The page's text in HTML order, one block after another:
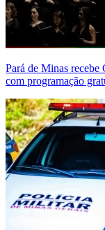
Pará de Minas recebe
com programação